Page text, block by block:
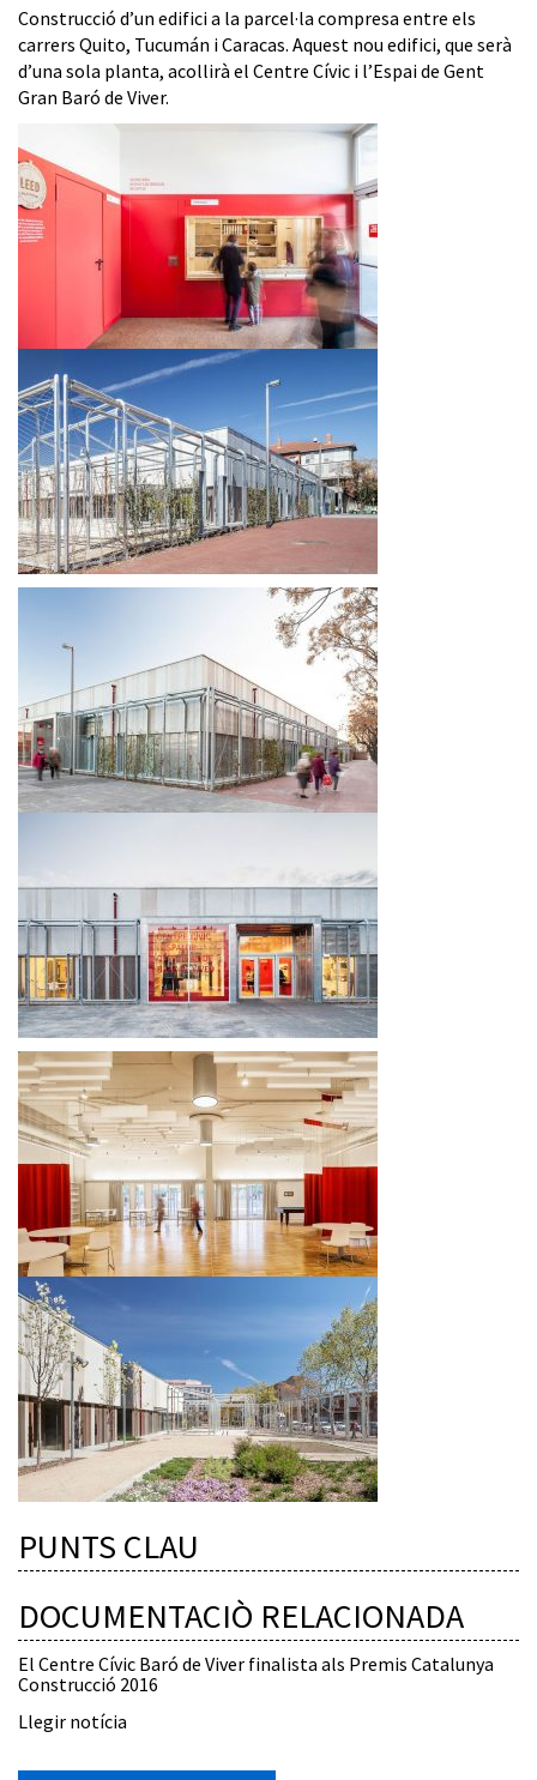
Construcció d’un edifici a la parcel·la compresa entre els
carrers Quito, Tucumán i Caracas. Aquest nou edifici, que serà
d’una sola planta, acollirà el Centre Cívic i l’Espai de Gent
Gran Baró de Viver.
PUNTS CLAU
DOCUMENTACIÒ RELACIONADA
El Centre Cívic Baró de Viver finalista als Premis Catalunya
Construcció 2016
Llegir notícia